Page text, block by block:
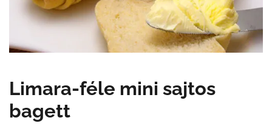
Limara-féle mini sajtos
bagett